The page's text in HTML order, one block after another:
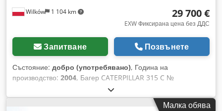
време за всичко от индустриалния сектор Tess van den
Wilków 1 104 km 29 700 €
EXW Фиксирана цена без ДДС
Запитване Позвънете
Състояние: добро (употребявано), Година на
производство: 2004, Багер CATERPILLAR 315 C №
CAT0315CTANF00406, 83 kW, година 2004 Csdpfoydnxbex
Af Djha
Малка обява